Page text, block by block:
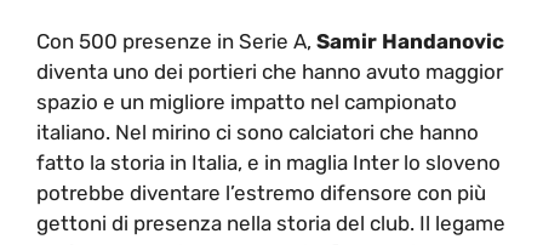
Con 500 presenze in Serie A, Samir Handanovic
diventa uno dei portieri che hanno avuto maggior
spazio e un migliore impatto nel campionato
italiano. Nel mirino ci sono calciatori che hanno
fatto la storia in Italia, e in maglia Inter lo sloveno
potrebbe diventare l’estremo difensore con più
gettoni di presenza nella storia del club. Il legame